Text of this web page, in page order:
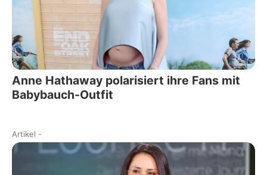
Anne Hathaway polarisiert ihre Fans mit
Babybauch-Outfit
Artikel -